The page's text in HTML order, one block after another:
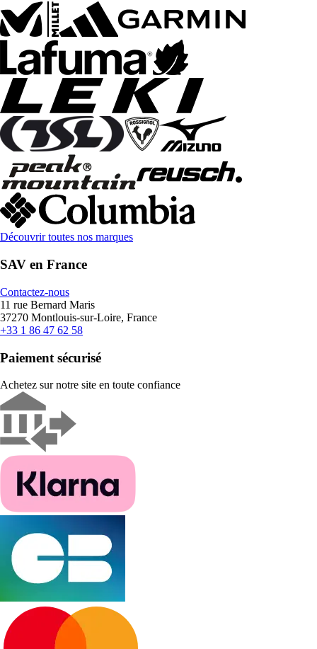
Découvrir toutes nos marques
SAV en France
Contactez-nous
11 rue Bernard Maris
37270 Montlouis-sur-Loire, France
+33 1 86 47 62 58
Paiement sécurisé
Achetez sur notre site en toute confiance